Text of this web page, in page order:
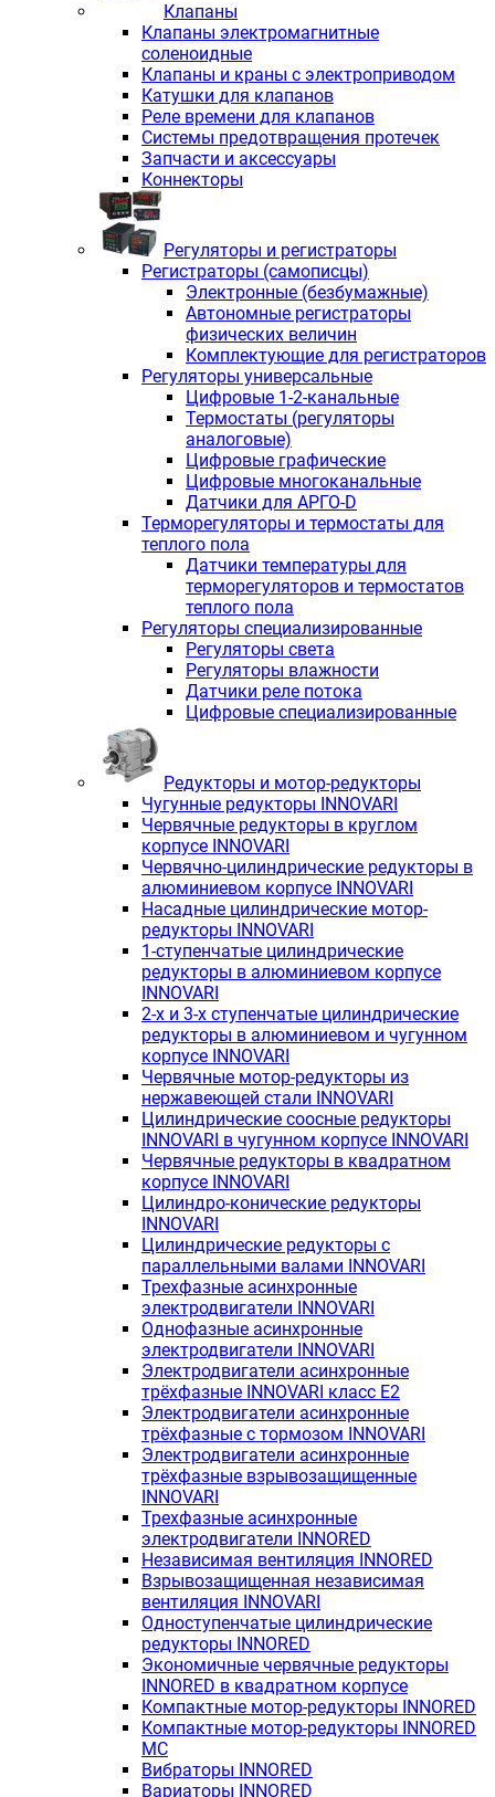
Клапаны
Клапаны электромагнитные
соленоидные
Клапаны и краны с электроприводом
Катушки для клапанов
Реле времени для клапанов
Системы предотвращения протечек
Запчасти и аксессуары
Коннекторы
Регуляторы и регистраторы
Регистраторы (самописцы)
Электронные (безбумажные)
Автономные регистраторы
физических величин
Комплектующие для регистраторов
Регуляторы универсальные
Цифровые 1-2-канальные
Термостаты (регуляторы
аналоговые)
Цифровые графические
Цифровые многоканальные
Датчики для АРГО-D
Терморегуляторы и термостаты для
теплого пола
Датчики температуры для
терморегуляторов и термостатов
теплого пола
Регуляторы специализированные
Регуляторы света
Регуляторы влажности
Датчики реле потока
Цифровые специализированные
Редукторы и мотор-редукторы
Чугунные редукторы INNOVARI
Червячные редукторы в круглом
корпусе INNOVARI
Червячно-цилиндрические редукторы в
алюминиевом корпусе INNOVARI
Насадные цилиндрические мотор-
редукторы INNOVARI
1-ступенчатые цилиндрические
редукторы в алюминиевом корпусе
INNOVARI
2-х и 3-х ступенчатые цилиндрические
редукторы в алюминиевом и чугунном
корпусе INNOVARI
Червячные мотор-редукторы из
нержавеющей стали INNOVARI
Цилиндрические соосные редукторы
INNOVARI в чугунном корпусе INNOVARI
Червячные редукторы в квадратном
корпусе INNOVARI
Цилиндро-конические редукторы
INNOVARI
Цилиндрические редукторы с
параллельными валами INNOVARI
Трехфазные асинхронные
электродвигатели INNOVARI
Однофазные асинхронные
электродвигатели INNOVARI
Электродвигатели асинхронные
трёхфазные INNOVARI класс E2
Электродвигатели асинхронные
трёхфазные с тормозом INNOVARI
Электродвигатели асинхронные
трёхфазные взрывозащищенные
INNOVARI
Трехфазные асинхронные
электродвигатели INNORED
Независимая вентиляция INNORED
Взрывозащищенная независимая
вентиляция INNOVARI
Одноступенчатые цилиндрические
редукторы INNORED
Экономичные червячные редукторы
INNORED в квадратном корпусе
Компактные мотор-редукторы INNORED
Компактные мотор-редукторы INNORED
MC
Вибраторы INNORED
Вариаторы INNORED